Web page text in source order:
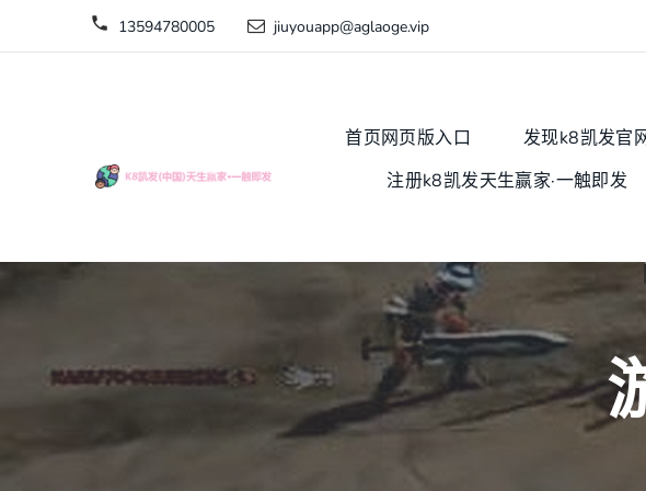
13594780005 jiuyouapp@aglaoge.vip
首页网页版入口 发现k8凯发官
注册k8凯发天生赢家·一触即发